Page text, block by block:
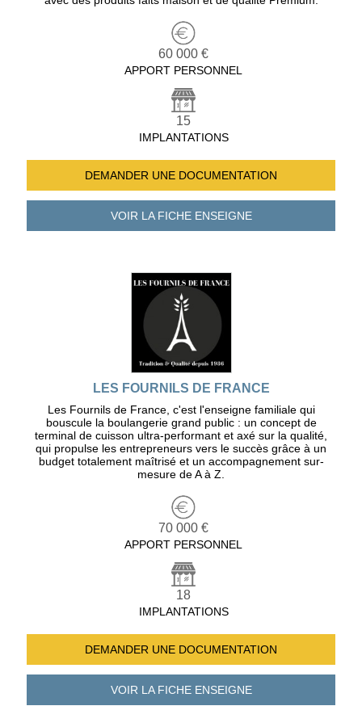
60 000 €
APPORT PERSONNEL
15
IMPLANTATIONS
DEMANDER UNE DOCUMENTATION
VOIR LA FICHEENSEIGNE
LES FOURNILS DE FRANCE
Les Fournils de France, c'est l'enseigne familiale qui
bouscule la boulangerie grand public : un concept de
terminal de cuisson ultra-performant et axé sur la qualité,
qui propulse les entrepreneurs vers le succès grâce à un
budget totalement maîtrisé et un accompagnement sur-
mesure de A à Z.
70 000 €
APPORT PERSONNEL
18
IMPLANTATIONS
DEMANDER UNE DOCUMENTATION
VOIR LA FICHEENSEIGNE